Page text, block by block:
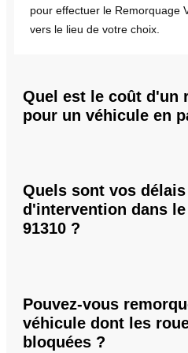
pour effectuer le Remorquage
vers le lieu de votre choix.
Quel est le coût d'un
pour un véhicule en
Quels sont vos délais
d'intervention dans
91310 ?
Pouvez-vous
véhicule dont les
bloquées ?